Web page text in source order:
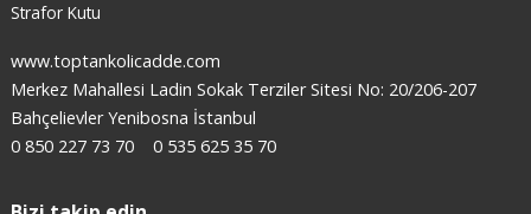
Strafor Kutu
www.toptankolicadde.com
Merkez Mahallesi Ladin Sokak Terziler Sitesi No: 20/206-207
Bahçelievler Yenibosna İstanbul
0 850 227 73 70
0 535 625 35 70